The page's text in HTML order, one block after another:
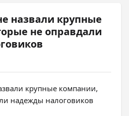
назвали крупные
не оправдали